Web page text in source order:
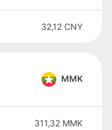
32,12 CNY
MMK
311,32 MMK